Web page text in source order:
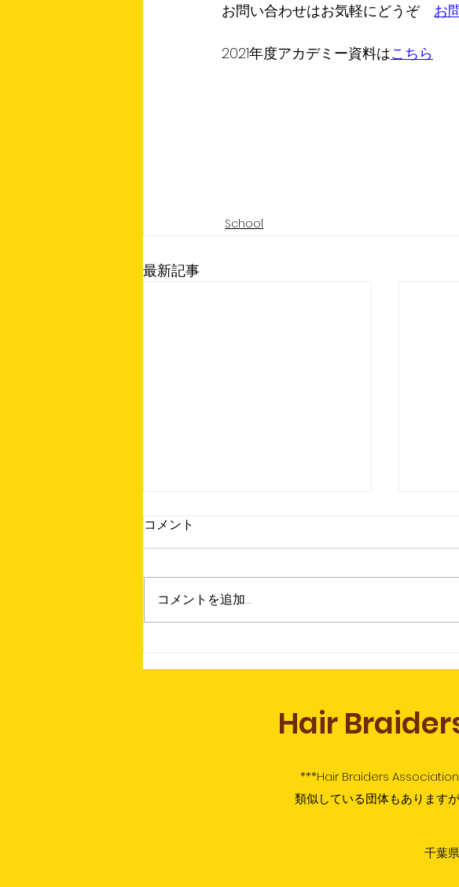
お問い合わせはお気軽にどうぞ お
2021年度アカデミー資料はこちら
School
最新記事
ディング検定®
得コ
コメント
コメントを追加…
Hair
***Hair Braiders Association
類似している団体もあります
千葉